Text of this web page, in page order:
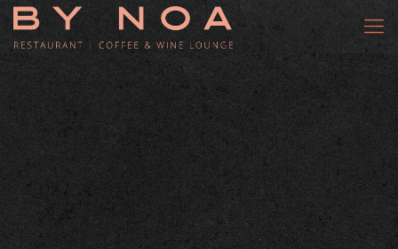
Recensie: WijnSpijs “We waren verbaasd over zoveel wijnen per glas
(60!).”